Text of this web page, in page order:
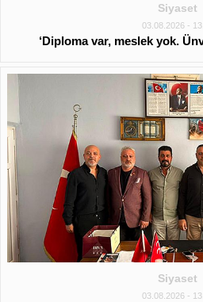
Siyaset
03.08.2026 -
‘Diploma var, meslek yok.
Siyaset
03.08.2026 -